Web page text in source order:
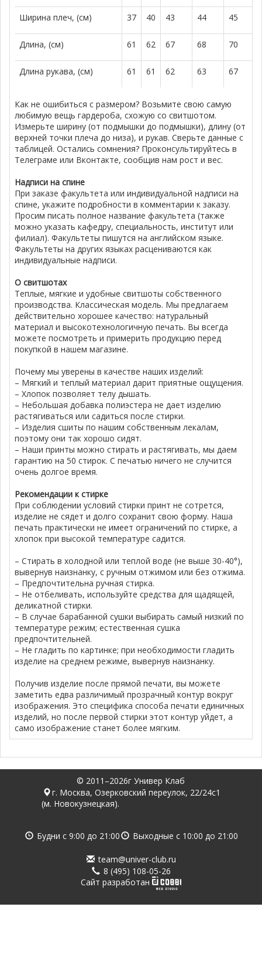
Ширина плеч, (см) 37 40 43 44 45
Длина, (см) 61 62 67 68 70
Длина рукава, (см) 61 61 62 63 67
Как не ошибиться с размером? Возьмите свою самую
любимую вещь гардероба, схожую со свитшотом.
Измерьте ширину (от подмышки до подмышки), длину (от
верхней точки плеча до низа), и рукав. Сверьте данные с
таблицей. Остались сомнения? Проконсультируйтесь в
Телеграме или Вконтакте, сообщив нам рост и вес.
Надписи на спине
При заказе факультета или индивидуальной надписи на
спине, укажите подробности в комментарии к заказу.
Просим писать полное название факультета (также
можно указать кафедру, специальность, институт или
филиал). Факультеты пишутся на английском языке.
Факультеты на других языках расцениваются как
индивидуальные надписи.
О свитшотах
Теплые, мягкие и удобные свитшоты собственного
производства. Классическая модель. Мы предлагаем
действительно хорошее качество: натуральный
материал и высокотехнологичную печать. Вы всегда
можете посмотреть и примерить продукцию перед
покупкой в нашем магазине.
Почему мы уверены в качестве наших изделий:
– Мягкий и теплый материал дарит приятные ощущения.
– Хлопок позволяет телу дышать.
– Небольшая добавка полиэстера не дает изделию
растягиваться или садиться после стирки.
– Изделия сшиты по нашим собственным лекалам,
поэтому они так хорошо сидят.
– Наши принты можно стирать и растягивать, мы даем
гарантию на 50 стирок. С печатью ничего не случится
очень долгое время.
Рекомендации к стирке
При соблюдении условий стирки принт не сотрется,
изделие не сядет и долго сохранит свою форму. Наша
печать практически не имеет ограничений по стирке, а
хлопок при высокой температуре садится.
– Стирать в холодной или теплой воде (не выше 30-40°),
вывернув наизнанку, с ручным отжимом или без отжима.
– Предпочтительна ручная стирка.
– Не отбеливать, используйте средства для щадящей,
деликатной стирки.
– В случае барабанной сушки выбирать самый низкий по
температуре режим; естественная сушка
предпочтительней.
– Не гладить по картинке; при необходимости гладить
изделие на среднем режиме, вывернув наизнанку.
Получив изделие после прямой печати, вы можете
заметить едва различимый прозрачный контур вокруг
изображения. Это специфика способа печати единичных
изделий, но после первой стирки этот контур уйдет, а
само изображение станет более мягким.
© 2011–2026г Универ Клаб
г. Москва, Озерковский переулок, 22/24с1
(м. Новокузнецкая).
Будни с 9:00 до 21:00 Выходные с 10:00 до 21:00
team@univer-club.ru
8 (495) 108-05-26
Cайт разработан